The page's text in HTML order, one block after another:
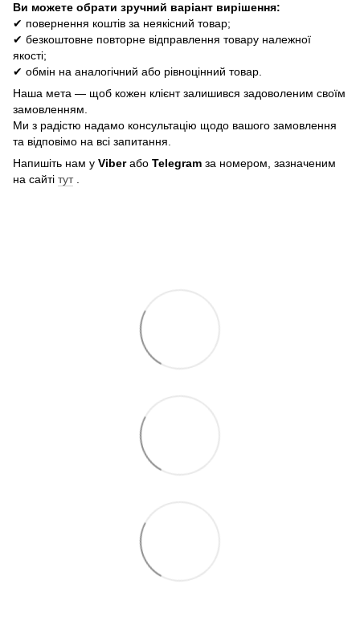
Ви можете обрати зручний варіант вирішення:
✔ повернення коштів за неякісний товар;
✔ безкоштовне повторне відправлення товару належної
якості;
✔ обмін на аналогічний або рівноцінний товар.
Наша мета — щоб кожен клієнт залишився задоволеним своїм
замовленням.
Ми з радістю надамо консультацію щодо вашого замовлення
та відповімо на всі запитання.
Напишіть нам у Viberабо Telegram за номером, зазначеним
на сайті тут.